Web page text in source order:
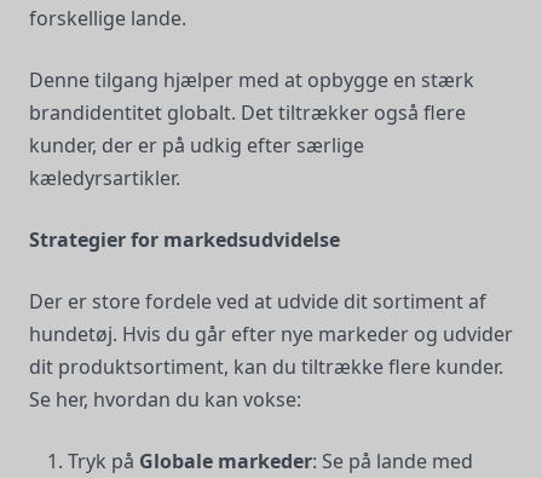
forskellige lande.
Denne tilgang hjælper med at opbygge en stærk
brandidentitet globalt. Det tiltrækker også flere
kunder, der er på udkig efter særlige
kæledyrsartikler.
Strategier for markedsudvidelse
Der er store fordele ved at udvide dit sortiment af
hundetøj. Hvis du går efter nye markeder og udvider
dit produktsortiment, kan du tiltrække flere kunder.
Se her, hvordan du kan vokse:
Tryk på Globale markeder: Se på lande med